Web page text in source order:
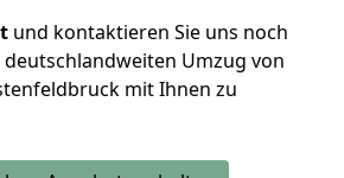
und kontaktieren Sie uns noch
Umzug von
mit Ihnen zu